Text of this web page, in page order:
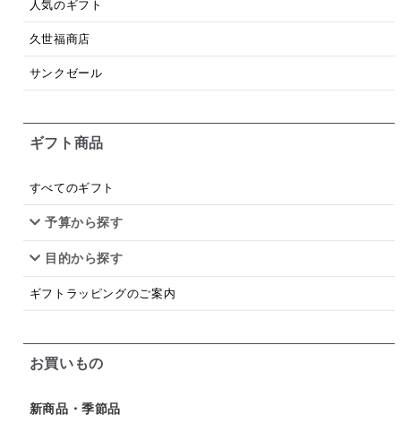
ガーリック
ブランデー
ふりかけ
抹茶 レトルト
九条ねぎ 焼酎
人気のギフト
久世福商店
サンクゼール
ギフト商品
すべてのギフト
予算から探す
目的から探す
ギフトラッピングのご案内
お買いもの
新商品・季節品